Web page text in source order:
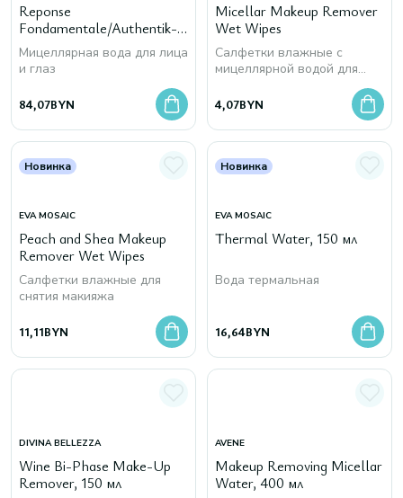
Reponse
Fondamentale/Authentik-
Water, 200 мл
Мицеллярная вода для лица
и глаз
84,07BYN
Micellar Makeup Remover
Wet Wipes
Салфетки влажные с
мицеллярной водой для
4,07BYN
Новинка
EVA MOSAIC
Peach and Shea Makeup
Remover Wet Wipes
Салфетки влажные для
снятия макияжа
11,11BYN
Новинка
EVA MOSAIC
Thermal Water, 150 мл
Вода термальная
16,64BYN
DIVINA BELLEZZA
Wine Bi-Phase Make-Up
Remover, 150 мл
AVENE
Makeup Removing Micellar
Water, 400 мл